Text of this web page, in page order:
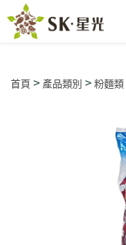
首頁 > 產品類別 > 粉麵類